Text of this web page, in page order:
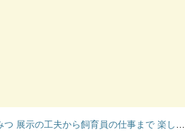
示の工夫から飼育員の仕事まで 楽しい調べ学習シリーズ